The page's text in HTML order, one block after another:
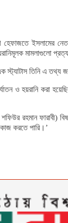
ইসলামের
মামলাগুলো
স্ট্যাটাস তিনি এ তথ্য
ও হয়রানি করা
রহমান ফারাবী)
করতে পারি।’